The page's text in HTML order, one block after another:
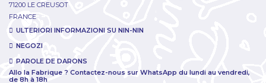
71200 LE CREUSOT
FRANCE
ULTERIORI INFORMAZIONI SU NIN-NIN
NEGOZI
PAROLE DE DARONS
Allo la Fabrique ? Contactez-nous sur WhatsApp du lundi au vendredi,
de 8h à 18h